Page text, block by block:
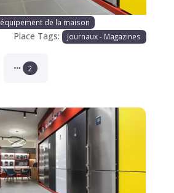
équipement de la maison
Place Tags: Journaux - Magazines
2